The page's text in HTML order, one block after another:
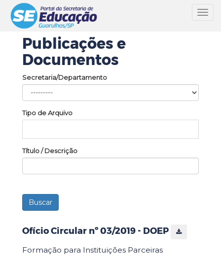
Publicações e
Documentos
Secretaria/Departamento
Tipo de Arquivo
Título / Descrição
Ofício Circular nº 03/2019 - DOEP
Formação para Instituições Parceiras